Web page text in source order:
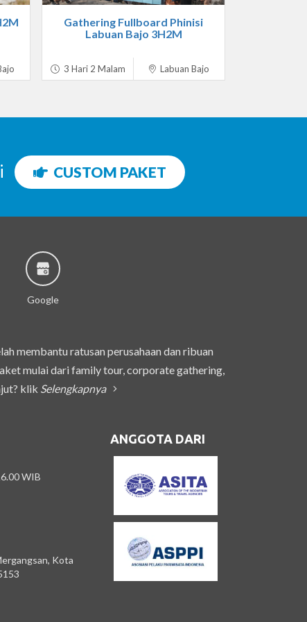
Gathering Fullboard Phinisi
Labuan Bajo 3H2M
3 Hari 2 Malam Labuan Bajo
CUSTOM PAKET
Google
membantu ratusan perusahaan dan ribuan
mulai dari family tour, corporate gathering,
klik Selengkapnya
WIB
Kota
ANGGOTA DARI